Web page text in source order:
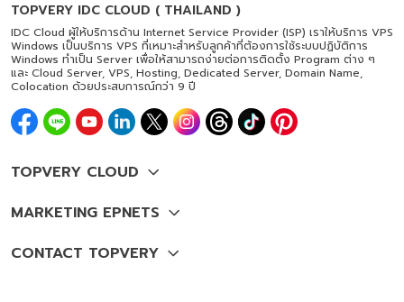
TOPVERY IDC CLOUD ( THAILAND )
IDC Cloud ผู้ให้บริการด้าน Internet Service Provider (ISP) เราให้บริการ VPS
Windows เป็นบริการ VPS ที่เหมาะสำหรับลูกค้าที่ต้องการใช้ระบบปฏิบัติการ
Windows ทำเป็น Server เพื่อให้สามารถง่ายต่อการติดตั้ง Program ต่าง ๆ
และ Cloud Server, VPS, Hosting, Dedicated Server, Domain Name,
Colocation ด้วยประสบการณ์กว่า 9 ปี